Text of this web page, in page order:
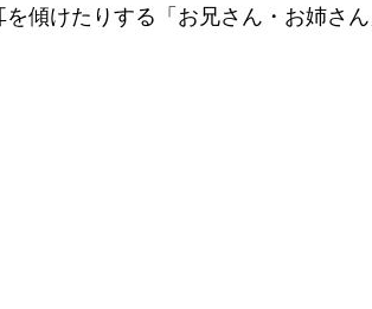
傾けたりする「お兄さん・お姉さ